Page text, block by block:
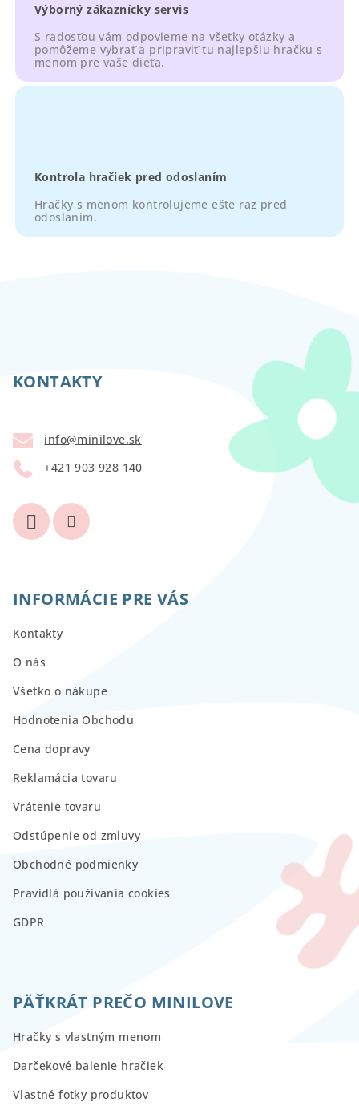
Výborný zákaznícky servis
S radosťou vám odpovieme na všetky otázky a
pomôžeme vybrať a pripraviť tu najlepšiu hračku s
menom pre vaše dieťa.
Kontrola hračiek pred odoslaním
Hračky s menom kontrolujeme ešte raz pred
odoslaním.
KONTAKTY
info@minilove.sk
+421 903 928 140
INFORMÁCIE PRE VÁS
Kontakty
O nás
Všetko o nákupe
Hodnotenia Obchodu
Cena dopravy
Reklamácia tovaru
Vrátenie tovaru
Odstúpenie od zmluvy
Obchodné podmienky
Pravidlá používania cookies
GDPR
PÄŤKRÁT PREČO MINILOVE
Hračky s vlastným menom
Darčekové balenie hračiek
Vlastné fotky produktov